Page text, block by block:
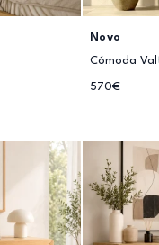
Novo
Cómoda
570€